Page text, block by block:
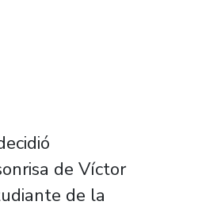
de Víctor
de la